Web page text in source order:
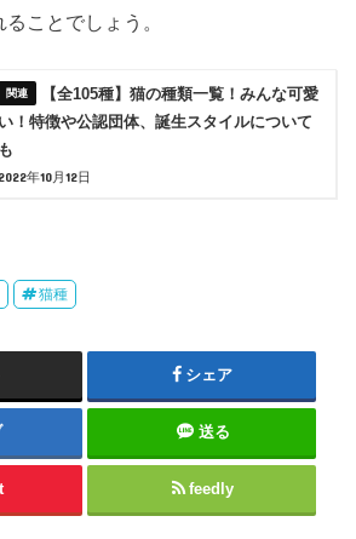
ことでしょう。
【全105種】猫の種類一覧！みんな可愛
い！特徴や公認団体、誕生スタイルについて
も
2022年10月12日
猫種
シェア
送る
feedly